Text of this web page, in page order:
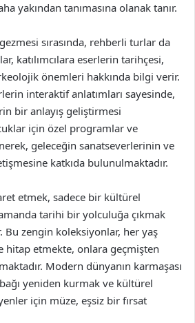
yakından tanımasına olanak tanır.
sırasında, rehberli turlar da
katılımcılara eserlerin tarihçesi,
önemleri hakkında bilgi verir.
interaktif anlatımları sayesinde,
bir anlayış geliştirmesi
için özel programlar ve
geleceğin sanatseverlerinin ve
katkıda bulunulmaktadır.
etmek, sadece bir kültürel
tarihi bir yolculuğa çıkmak
Bu zengin koleksiyonlar, her yaş
hitap etmekte, onlara geçmişten
Modern dünyanın karmaşası
yeniden kurmak ve kültürel
için müze, eşsiz bir fırsat